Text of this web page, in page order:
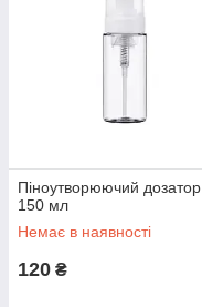
Піноутворюючий дозатор,
150 мл
Немає в наявності
120 ₴